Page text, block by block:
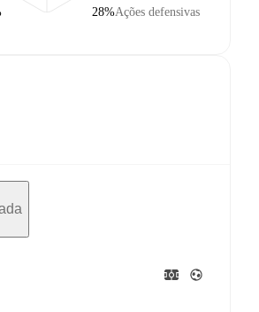
Ações defensivas
28%